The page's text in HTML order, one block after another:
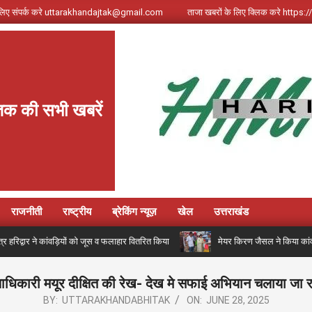
संपर्क करे uttarakhandajtak@gmail.com ताजा खबरों के लिए क्लिक करे
की सभी खबरें
राजनीती राष्ट्रीय ब्रेकिंग न्यूज़ खेल उत्तराखंड
हरिद्वार ने कांवड़ियों को जूस व फलाहार वितरित किया मेयर किरण जैसल ने किया कांवड़
मयूर दीक्षित की रेख- देख मे सफाई अभियान चलाया जा
BY: UTTARAKHANDABHITAK ON: JUNE 28, 2025